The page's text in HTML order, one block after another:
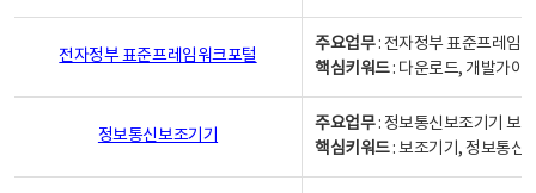
전자정부 표준프레임워크포털
주요업무: 전자정부 표준프레임
핵심키워드: 다운로드, 개발가이
정보통신보조기기
주요업무: 정보통신보조기기 보
핵심키워드: 보조기기, 정보통신